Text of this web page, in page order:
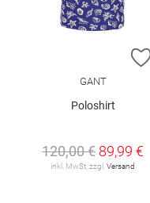
GANT
Poloshirt
120,00 € 89,99 €
inkl. MwSt. zzgl. Versand